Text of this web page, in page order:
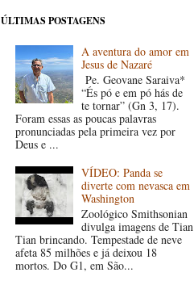
ÚLTIMAS POSTAGENS
A aventura do amor em
Jesus de Nazaré
Pe. Geovane Saraiva*
“És pó e em pó hás de
te tornar” (Gn 3, 17).
Foram essas as poucas palavras
pronunciadas pela primeira vez por
Deus e ...
VÍDEO: Panda se
diverte com nevasca em
Washington
Zoológico Smithsonian
divulga imagens de Tian
Tian brincando. Tempestade de neve
afeta 85 milhões e já deixou 18
mortos. Do G1, em São...